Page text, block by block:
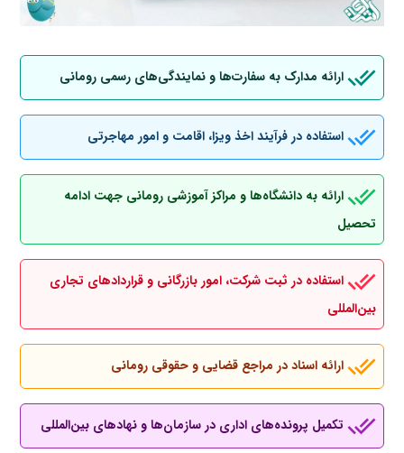
ارائه مدارک به سفارت‌ها و نمایندگی‌های رسمی رومانی
استفاده در فرآیند اخذ ویزا، اقامت و امور مهاجرتی
ارائه به دانشگاه‌ها و مراکز آموزشی رومانی جهت ادامه
تحصیل
استفاده در ثبت شرکت، امور بازرگانی و قراردادهای تجاری
بین‌المللی
ارائه اسناد در مراجع قضایی و حقوقی رومانی
تکمیل پرونده‌های اداری در سازمان‌ها و نهادهای بین‌المللی